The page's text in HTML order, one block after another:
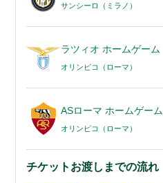
サンシーロ（ミラノ）
ラツィオ ホームゲーム
オリンピコ（ローマ）
ASローマ ホームゲーム
オリンピコ（ローマ）
チケットお渡しまでの流れ